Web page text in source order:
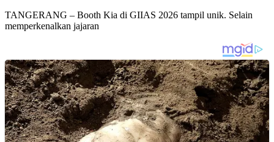
TANGERANG – Booth Kia di GIIAS 2026 tampil unik. Selain
memperkenalkan jajaran